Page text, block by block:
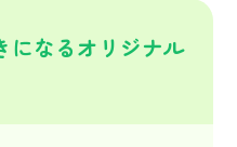
になるオリジナル